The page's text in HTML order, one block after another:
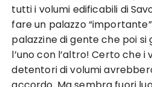
tutti i volumi edificabili di
fare un palazzo
palazzine di gente che poi
l’uno con l’altro! Certo che i
detentori di volumi